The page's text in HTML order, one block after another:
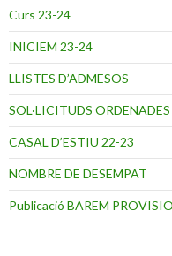
Curs 23-24
INICIEM 23-24
LLISTES D’ADMESOS
SOL·LICITUDS ORDENADES
CASAL D’ESTIU 22-23
NOMBRE DE DESEMPAT
Publicació BAREM